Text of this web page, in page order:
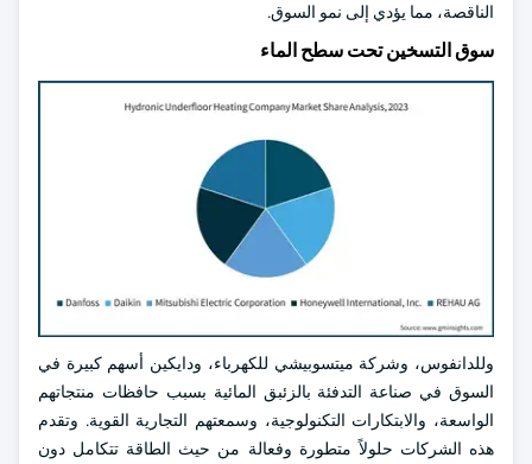
الناقصة، مما يؤدي إلى نمو السوق.
سوق التسخين تحت سطح الماء
وللدانفوس، وشركة ميتسوبيشي للكهرباء، ودايكين أسهم كبيرة في
السوق في صناعة التدفئة بالزئبق المائية بسبب حافظات منتجاتهم
الواسعة، والابتكارات التكنولوجية، وسمعتهم التجارية القوية. وتقدم
هذه الشركات حلولاً متطورة وفعالة من حيث الطاقة تتكامل دون